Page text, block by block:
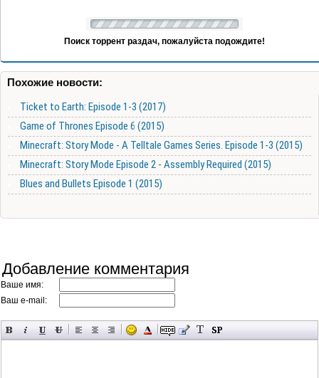
Поиск торрент раздач, пожалуйста подождите!
Похожие новости:
Ticket to Earth: Episode 1-3 (2017)
Game of Thrones Episode 6 (2015)
Minecraft: Story Mode - A Telltale Games Series. Episode 1-3 (2015)
Minecraft: Story Mode Episode 2 - Assembly Required (2015)
Blues and Bullets Episode 1 (2015)
Добавление комментария
Ваше имя:
Ваш e-mail: